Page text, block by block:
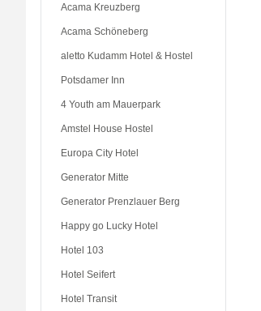
Acama Kreuzberg
Acama Schöneberg
aletto Kudamm Hotel & Hostel
Potsdamer Inn
4 Youth am Mauerpark
Amstel House Hostel
Europa City Hotel
Generator Mitte
Generator Prenzlauer Berg
Happy go Lucky Hotel
Hotel 103
Hotel Seifert
Hotel Transit